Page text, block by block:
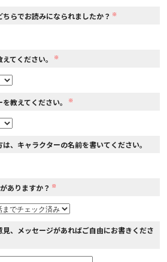
らでお読みになられましたか？ ※
てください。 ※
教えてください。 ※
、キャラクターの名前を書いてください。
ありますか？ ※
、メッセージがあればご自由にお書きくださ